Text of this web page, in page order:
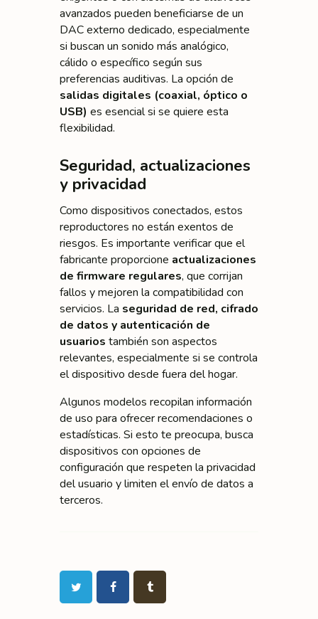
avanzados pueden beneficiarse de un
DAC externo dedicado, especialmente
si buscan un sonido más analógico,
cálido o específico según sus
preferencias auditivas. La opción de
salidas digitales (coaxial, óptico o
USB) es esencial si se quiere esta
flexibilidad.
Seguridad, actualizaciones
y privacidad
Como dispositivos conectados, estos
reproductores no están exentos de
riesgos. Es importante verificar que el
fabricante proporcione actualizaciones
de firmware regulares, que corrijan
fallos y mejoren la compatibilidad con
servicios. La seguridad de red, cifrado
de datos y autenticación de
usuarios también son aspectos
relevantes, especialmente si se controla
el dispositivo desde fuera del hogar.
Algunos modelos recopilan información
de uso para ofrecer recomendaciones o
estadísticas. Si esto te preocupa, busca
dispositivos con opciones de
configuración que respeten la privacidad
del usuario y limiten el envío de datos a
terceros.